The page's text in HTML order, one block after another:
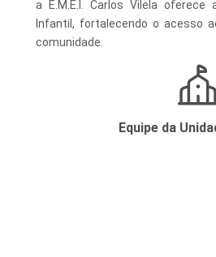
Governo
Inclusão e Desenvolvimento Social
a E.M.E.I. Carlos Vilela oferece
Infantil, fortalecendo o acesso
comunidade.
Equipe da